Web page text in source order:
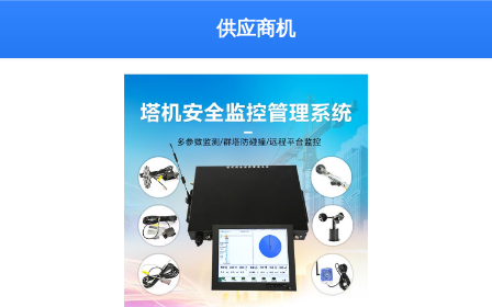
供应商机